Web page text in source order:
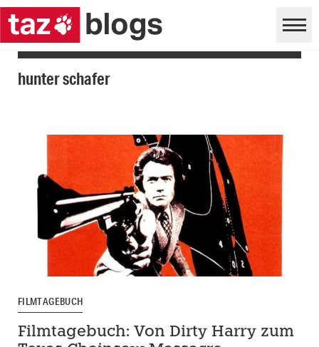
hunter schafer
FILMTAGEBUCH
Filmtagebuch: Von Dirty Harry zum